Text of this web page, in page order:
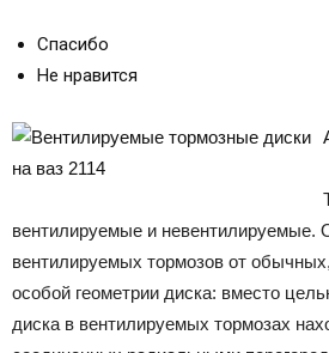
Спасибо
Не нравится
вентилируемые и невентилируемые.
вентилируемых тормозов от
особой геометрии диска: вместо
диска в вентилируемых тормозах